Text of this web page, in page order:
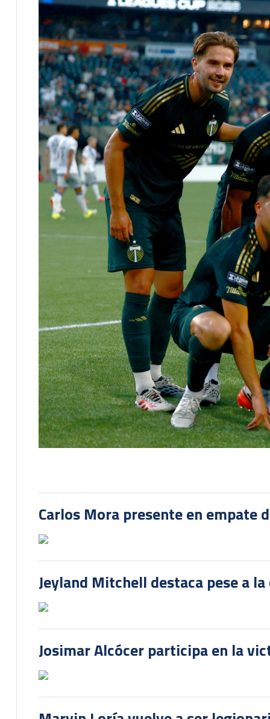
Carlos Mora presente en empate
Jeyland Mitchell destaca pese a
Josimar Alcócer participa en la